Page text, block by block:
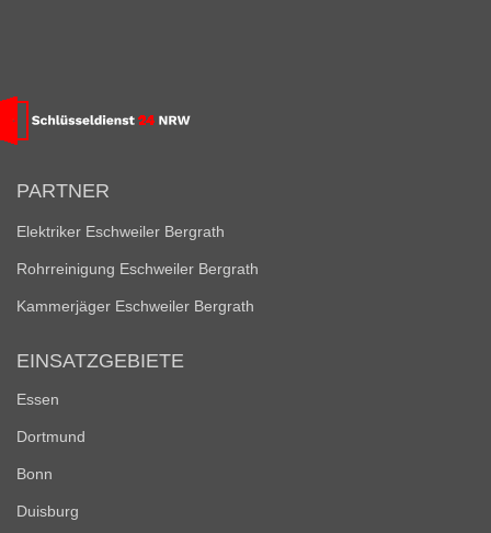
PARTNER
Elektriker Eschweiler Bergrath
Rohrreinigung Eschweiler Bergrath
Kammerjäger Eschweiler Bergrath
EINSATZGEBIETE
Essen
Dortmund
Bonn
Duisburg